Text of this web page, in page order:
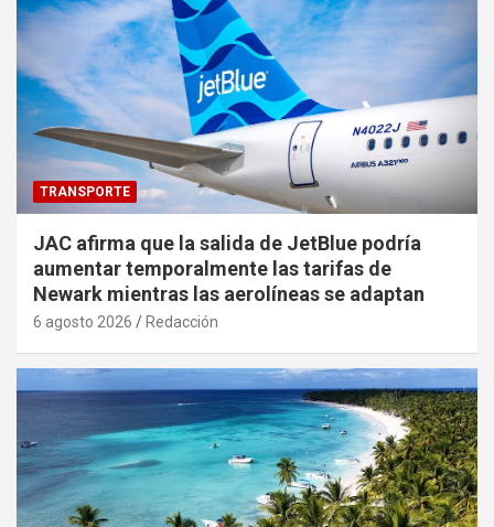
TRANSPORTE
JAC afirma que la salida de JetBlue podría
aumentar temporalmente las tarifas de
Newark mientras las aerolíneas se adaptan
6 agosto 2026 Redacción